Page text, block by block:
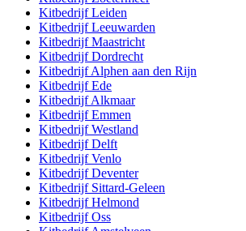
KitbedrijfLeiden
KitbedrijfLeeuwarden
KitbedrijfMaastricht
KitbedrijfDordrecht
KitbedrijfAlphen aan den Rijn
KitbedrijfEde
KitbedrijfAlkmaar
KitbedrijfEmmen
KitbedrijfWestland
KitbedrijfDelft
KitbedrijfVenlo
KitbedrijfDeventer
Kitbedrijf Sittard-Geleen
KitbedrijfHelmond
KitbedrijfOss